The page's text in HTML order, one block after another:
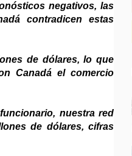
negativos, las
contradicen estas
de dólares, lo que
Canadá el comercio
nuestra red
de dólares, cifras